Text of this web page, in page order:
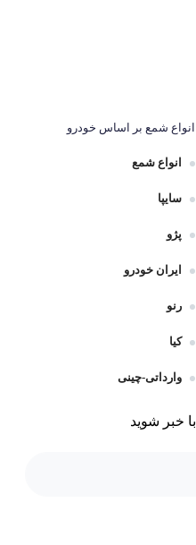
انواع شمع بر اساس خودرو
انواع شمع
سایپا
پژو
ایران خودرو
رنو
کیا
وارداتی-چینی
با خبر شوید